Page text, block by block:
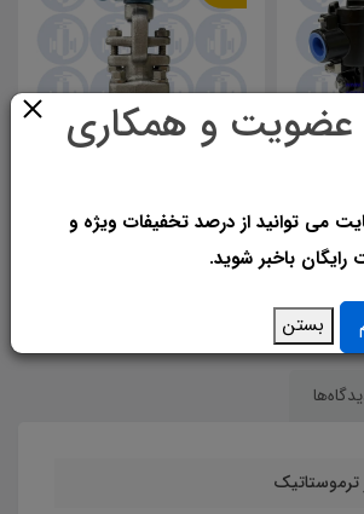
شیرفلکه کشویی استیل کلاس 800
ترموستاتیک
عضویت و همکاری
توانید از درصد تخفیفات ویژه و
باخبر شوید.
بستن